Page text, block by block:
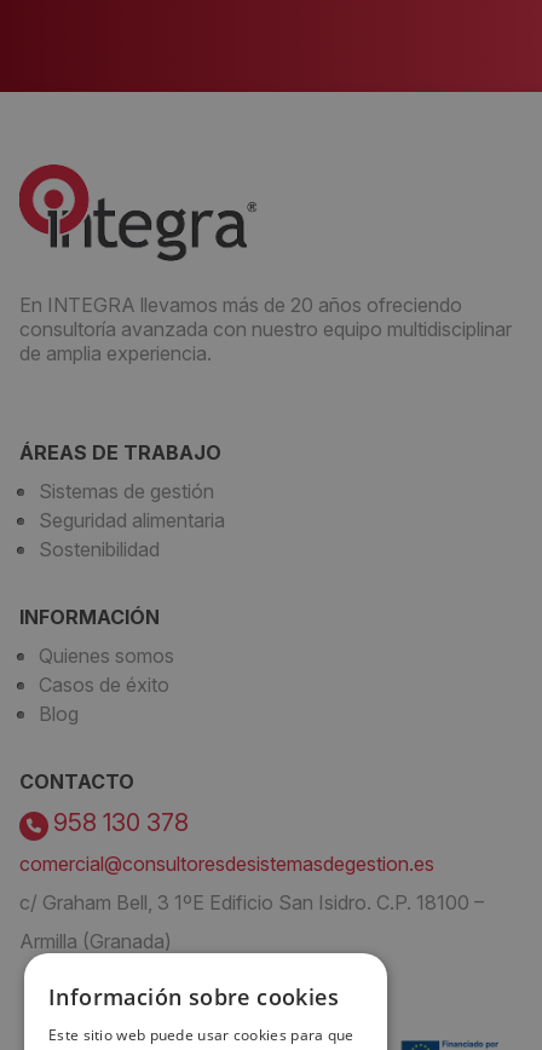
En INTEGRA llevamos más de 20 años ofreciendo
consultoría avanzada con nuestro equipo multidisciplinar
de amplia experiencia.
ÁREAS DE TRABAJO
Sistemas de gestión
Seguridad alimentaria
Sostenibilidad
INFORMACIÓN
Quienes somos
Casos de éxito
Blog
CONTACTO
958 130 378
comercial@consultoresdesistemasdegestion.es
c/ Graham Bell, 3 1ºE Edificio San Isidro. C.P. 18100 –
Armilla (Granada)
Información sobre cookies
Este sitio web puede usar cookies para que